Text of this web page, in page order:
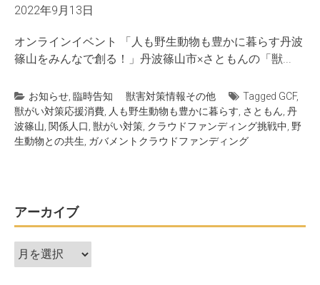
2022年9月13日
オンラインイベント 「人も野生動物も豊かに暮らす丹波
篠山をみんなで創る！」丹波篠山市×さともんの「獣...
お知らせ 臨時告知 獣害対策情報その他 Tagged GCF,
獣がい対策応援消費 人も野生動物も豊かに暮らす さともん 丹
波篠山 関係人口 獣がい対策 クラウドファンディング挑戦中 野
生動物との共生 ガバメントクラウドファンディング
アーカイブ
ア
ー